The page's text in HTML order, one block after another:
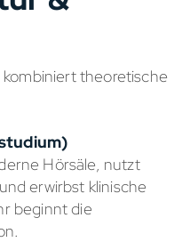
theoretische
Hörsäle, nutzt
erwirbst klinische
beginnt die